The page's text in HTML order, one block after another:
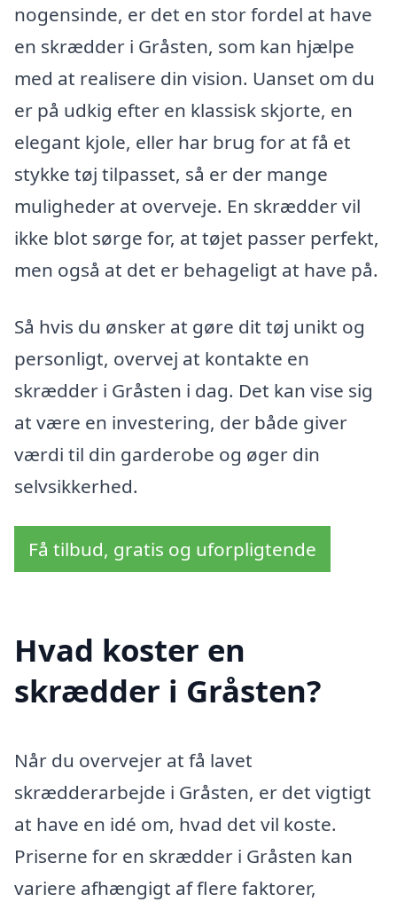
nogensinde, er det en stor fordel at have
en skrædder i Gråsten, som kan hjælpe
med at realisere din vision. Uanset om du
er på udkig efter en klassisk skjorte, en
elegant kjole, eller har brug for at få et
stykke tøj tilpasset, så er der mange
muligheder at overveje. En skrædder vil
ikke blot sørge for, at tøjet passer perfekt,
men også at det er behageligt at have på.
Så hvis du ønsker at gøre dit tøj unikt og
personligt, overvej at kontakte en
skrædder i Gråsten i dag. Det kan vise sig
at være en investering, der både giver
værdi til din garderobe og øger din
selvsikkerhed.
Få tilbud, gratis og uforpligtende
Hvad koster en
skrædder i Gråsten?
Når du overvejer at få lavet
skrædderarbejde i Gråsten, er det vigtigt
at have en idé om, hvad det vil koste.
Priserne for en skrædder i Gråsten kan
variere afhængigt af flere faktorer,